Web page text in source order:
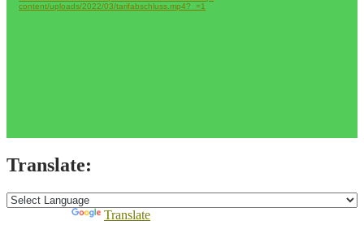
content/uploads/2022/03/tarifabschluss.mp4?_=1
Translate:
Translate